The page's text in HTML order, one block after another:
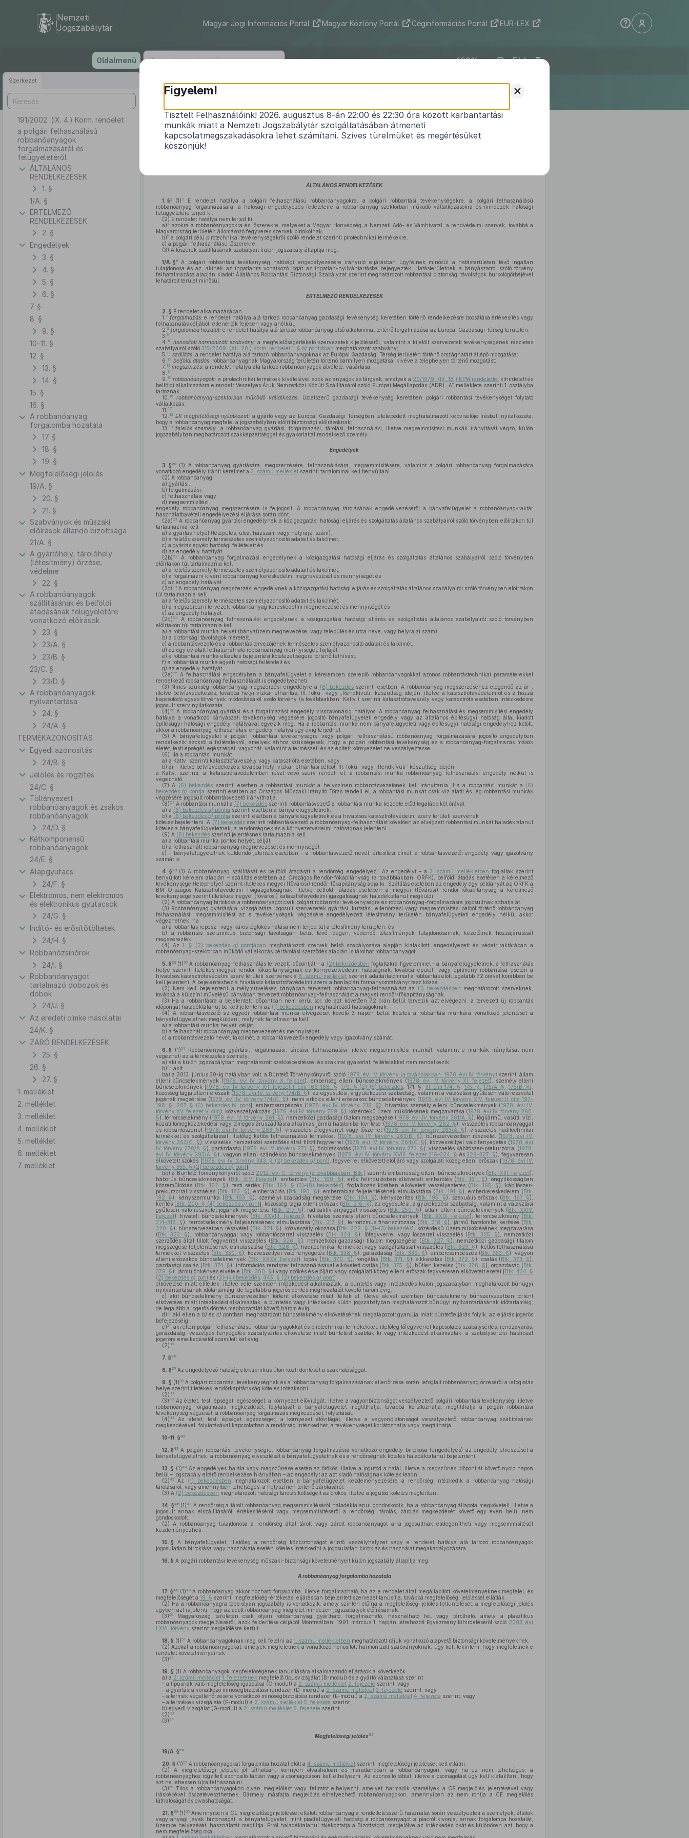
tartalomra
Nemzeti
Jogszabálytár
Magyar Jogi Információs Portál Magyar Közlöny Portál Céginformációs Portál EUR-LEX
Oldalmenü ELI
Szerkezet
191/2002. (IX. 4.) Korm. rendelet
a polgári felhasználású
robbanóanyagok
forgalmazásáról és
felügyeletéről
ÁLTALÁNOS
RENDELKEZÉSEK
1. §
1/A. §
ÉRTELMEZŐ
RENDELKEZÉSEK
2. §
Engedélyek
3. §
4. §
5. §
6. §
7. §
8. §
9. §
10–11. §
12. §
13. §
14. §
15. §
16. §
A robbanóanyag
forgalomba hozatala
17. §
18. §
19. §
Megfelelőségi jelölés
19/A. §
20. §
21. §
Szabványok és műszaki
előírások állandó bizottsága
21/A. §
A gyártóhely, tárolóhely
(létesítmény) őrzése,
védelme
22. §
A robbanóanyagok
szállításának és belföldi
átadásának felügyeletére
vonatkozó előírások
23. §
23/A. §
23/B. §
23/C. §
23/D. §
A robbanóanyagok
nyilvántartása
24. §
24/A. §
TERMÉKAZONOSÍTÁS
Egyedi azonosítás
24/B. §
Jelölés és rögzítés
24/C. §
Töltényezett
robbanóanyagok és zsákos
robbanóanyagok
24/D. §
Kétkomponensű
robbanóanyagok
24/E. §
Alapgyutacs
24/F. §
Elektromos, nem elektromos
és elektronikus gyutacsok
24/G. §
Indító- és erősítőtöltetek
24/H. §
Robbanózsinórok
24/I. §
Robbanóanyagot
tartalmazó dobozok és
dobok
24/J. §
Az eredeti címke másolatai
24/K. §
ZÁRÓ RENDELKEZÉSEK
25. §
26. §
27. §
1. melléklet
2. melléklet
3. melléklet
4. melléklet
5. melléklet
6. melléklet
7. melléklet
191/2002. (IX. 4.) Korm. rendelet
a polgári felhasználású robbanóanyagok forgalmazásáról és felügyeletéről
Hatályos: 2015. 04. 05. – 2016. 06. 07.
ÁLTALÁNOS RENDELKEZÉSEK
1. §2 (1)3
E rendelet hatálya a polgári felhasználású robbanóanyagokra, a polgári robbantási tevékenységekre, a polgári felhasználású
robbanóanyag forgalmazására, a hatósági engedélyezés feltételeire a robbanóanyag-szektorban működő vállalkozásokra és mindezek hatósági
felügyeletére terjed ki.
(2) E rendelet hatálya nem terjed ki
a)4azokra a robbanóanyagokra és lőszerekre, melyeket a Magyar Honvédség, a Nemzeti Adó- és Vámhivatal, a rendvédelmi szervek, továbbá a
Magyarország területén állomásozó fegyveres szervek birtokolnak,
b)5a polgári célú pirotechnikai tevékenységekről szóló rendelet szerinti pirotechnikai termékekre,
c) a polgári felhasználású lőszerekre.
(3) A lőszerek szállításának szabályait külön jogszabály állapítja meg.
1/A. § 6
A polgári robbantási tevékenység hatósági engedélyezésére irányuló eljárásban ügyfélnek minősül a hatásterületen lévő ingatlan
tulajdonosa és az, akinek az ingatlanra vonatkozó jogát az ingatlan-nyilvántartásba bejegyezték. Hatásterületnek a bányászatról szóló törvény
felhatalmazása alapján kiadott Általános Robbantási Biztonsági Szabályzat szerint meghatározott robbantási biztonsági távolságok burkológörbéjével
lehatárolt terület minősül.
ÉRTELMEZŐ RENDELKEZÉSEK
2. § E rendelet alkalmazásában
1. 7 forgalmazás: e rendelet hatálya alá tartozó robbanóanyag gazdasági tevékenység keretében történő rendelkezésre bocsátása értékesítés vagy
felhasználás céljából, ellenérték fejében vagy anélkül,
2. 8 forgalomba hozatal: e rendelet hatálya alá tartozó robbanóanyag első alkalommal történő forgalmazása az Európai Gazdasági Térség területén;
3. 9
4. 10 honosított harmonizált szabvány: a megfelelőségértékelő szervezetek kijelöléséről, valamint a kijelölt szervezetek tevékenységének részletes
szabályairól szóló 315/2009. (XII. 28.) Korm. rendelet 1. § b) pontjában meghatározott szabvány;
5. 11 szállítás: a rendelet hatálya alá tartozó robbanóanyagoknak az Európai Gazdasági Térség területén történő országhatárt átlépő mozgatása;
6. 12 belföldi átadás: robbanóanyagnak Magyarország területén történő bármilyen mozgatása, kivéve a telephelyen történő mozgatást;
7. 13 megszerzés: a rendelet hatálya alá tartozó robbanóanyagok átvétele, vásárlása;
8. 14
9. 15 robbanóanyagok: a pirotechnikai termékek kivételével azok az anyagok és tárgyak, amelyek a 20/1979. (IX. 18.) KPM rendelettel kihirdetett és
belföldi alkalmazásra elrendelt Veszélyes Áruk Nemzetközi Közúti Szállításáról szóló Európai Megállapodás (ADR) „A” melléklete szerinti 1. osztályba
tartoznak;
10. 16 robbanóanyag-szektorban működő vállalkozás:
üzletszerű gazdasági tevékenység keretében polgári robbantási tevékenységet folytató
vállalkozás;
11. 17
12. 18 EK megfelelőségi nyilatkozat: a gyártó vagy az Európai Gazdasági Térségben letelepedett meghatalmazott képviselője írásbeli nyilatkozata,
hogy a robbanóanyag megfelel a jogszabályban előírt biztonsági előírásoknak;
13. 19 felelős személy: a robbanóanyag gyártási, forgalmazási, tárolási, felhasználási, illetve megsemmisítési munkák irányítását végző, külön
jogszabályban meghatározott szakképzettséggel és gyakorlattal rendelkező személy.
Engedélyek
3. §20 (1) A robbanóanyag gyártására, megszerzésére, felhasználására, megsemmisítésére, valamint a polgári robbanóanyag forgalmazására
vonatkozó engedély iránti kérelmet a 3. számú mellékletszerinti tartalommal kell benyújtani.
(2) A robbanóanyag
a) gyártási,
b) forgalmazási,
c) felhasználási vagy
d) megsemmisítési
engedély robbanóanyag megszerzésére is feljogosít. A robbanóanyag tárolásának engedélyezéséről a bányafelügyelet a robbanóanyag-raktár
használatbavételi engedélyezési eljárása során dönt.
(2a) 21 A robbanóanyag gyártási engedélynek a közigazgatási hatósági eljárás és szolgáltatás általános szabályairól szóló törvényben előírtakon túl
tartalmaznia kell
a) a gyártás helyét (település, utca, házszám vagy helyrajzi szám),
b) a felelős személy természetes személyazonosító adatait és lakcímét,
c) a gyártás egyéb hatósági feltételeit és
d) az engedély hatályát.
(2b) 22
A robbanóanyag forgalmazási engedélynek a közigazgatási hatósági eljárás és szolgáltatás általános szabályairól szóló törvényben
előírtakon túl tartalmaznia kell
a) a felelős személy természetes személyazonosító adatait és lakcímét,
b) a forgalmazni kívánt robbanóanyag kereskedelmi megnevezését és mennyiségét és
c) az engedély hatályát.
(2c) 23A robbanóanyag megszerzési engedélynek a közigazgatási hatósági eljárás és szolgáltatás általános szabályairól szóló törvényben előírtakon
túl tartalmaznia kell
a) a felelős személy természetes személyazonosító adatait és lakcímét,
b) a megszerezni tervezett robbanóanyag kereskedelmi megnevezését és mennyiségét és
c) az engedély hatályát.
(2d) 24A robbanóanyag felhasználási engedélynek a közigazgatási hatósági eljárás és szolgáltatás általános szabályairól szóló törvényben
előírtakon túl tartalmaznia kell
a) a robbantási munka helyét (bányaüzem megnevezése, vagy település és utca neve, vagy helyrajzi szám),
b) a biztonsági távolságok méreteit,
c) a robbantásvezető és a robbantás tervezőjének természetes személyazonosító adatait és lakcímét,
d) az egy év alatt felhasználható robbanóanyag mennyiségét, fajtáját,
e) a robbantási munka előzetes bejelentési kötelezettségére történő felhívást,
f) a robbantási munka egyéb hatósági feltételeit és
g) az engedély hatályát.
(2e) 25A felhasználási engedélyben a bányafelügyelet a kérelemben szereplő robbanóanyagokkal azonos robbantástechnikai paraméterekkel
rendelkező robbanóanyag felhasználását is engedélyezheti.
(3) Nincs szükség robbanóanyag megszerzési engedélyre a (6) bekezdés szerinti esetben. A robbanóanyag megszerzéséhez elegendő az ár-,
illetve belvízvédekezés, továbbá helyi vízkár-elhárítás, III. fokú- vagy „Rendkívüli” készültség idején, illetve a katasztrófavédelemről és a hozzá
kapcsolódó egyes törvények módosításáról szóló törvény (a továbbiakban: Kattv.) szerinti katasztrófaveszély vagy katasztrófa esetében intézkedésre
jogosult szerv nyilatkozata.
(4) 26A robbanóanyag gyártási és a forgalmazási engedély visszavonásig hatályos. A robbanóanyag felhasználási és megsemmisítési engedély
hatálya a vonatkozó bányászati tevékenység végzésére jogosító bányafelügyeleti engedély vagy az általános építésügyi hatóság által kiadott
építésügyi hatósági engedély hatályával egyezik meg. Ha a robbantási munka nem bányafelügyeleti vagy építésügyi hatósági engedélyhez kötött,
akkor a robbanóanyag felhasználási engedély hatálya egy évig terjedhet.
(5) A bányafelügyelet a polgári robbantási tevékenységre vagy polgári felhasználású robbanóanyag forgalmazására jogosító engedélyben
rendelkezik azokról a feltételekről, amelyek ahhoz szükségesek, hogy a polgári robbantási tevékenység és a robbanóanyag-forgalmazás mások
életét, testi épségét, egészségét, vagyonát, valamint a természeti és az épített környezetet ne veszélyeztesse.
(6) Ha a robbantási munkát
a) a Kattv. szerinti katasztrófaveszély vagy katasztrófa esetében, vagy
b) ár-, illetve belvízvédekezés, továbbá helyi vízkár-elhárítási célból, III. fokú- vagy „Rendkívüli” készültség idején
a Kattv. szerinti, a katasztrófavédelemben részt vevő szerv rendeli el, a robbantási munka robbanóanyag felhasználási engedély nélkül is
végezhető.
(7) A (6) bekezdés szerinti esetben a robbantási munkát a helyszínen robbantásvezetőnek kell irányítania. Ha a robbantási munkát a (6)
bekezdésb) pontja szerinti esetben az Országos Műszaki Irányító Törzs rendeli el, a robbantási munkát csak víz alatti és jég robbantási munkák
végzésére jogosult robbantásvezető irányíthatja.
(8) 27A robbantási munkát a (7) bekezdésszerinti robbantásvezető a robbantási munka kezdete előtt legalább két órával
a) a (6) bekezdés a) pontja szerinti esetben a bányafelügyeletnek,
b) a (6) bekezdés b) pontja szerinti esetben a bányafelügyeletnek és a hivatásos katasztrófavédelmi szerv területi szervének
köteles bejelenteni. A (7) bekezdésszerinti robbantásvezető a robbanóanyag-felhasználást követően az elvégzett robbantási munkát haladéktalanul
köteles a bányafelügyeletnek, a rendőrségnek és a környezetvédelmi hatóságnak jelenteni.
(9) A (8) bekezdésszerinti jelentésnek tartalmaznia kell
a) a robbantási munka pontos helyét, célját,
b) a felhasznált robbanóanyag megnevezését és mennyiségét,
c) – bányafelügyeletnek küldendő jelentés esetében – a robbantásvezető nevét, értesítési címét, a robbantásvezetői engedély vagy igazolvány
számát is.
4. §28 (1) A robbanóanyag szállítását és belföldi átadását a rendőrség engedélyezi. Az engedélyt – a 3. számú mellékletben foglaltak szerint
benyújtott kérelem alapján – szállítás esetében az Országos Rendőr-főkapitányság (a továbbiakban: ORFK), belföldi átadás esetében a kérelmező
tevékenysége (telephelye) szerint illetékes megyei (fővárosi) rendőr-főkapitányság adja ki. Szállítás esetében az engedély egy példányát az ORFK a
BM Országos Katasztrófavédelmi Főigazgatóságnak, illetve belföldi átadás esetében a megyei (fővárosi) rendőr-főkapitányság a kérelmező
tevékenysége szerint illetékes megyei (fővárosi) katasztrófavédelmi igazgatóságnak haladéktalanul megküldi.
(2) A robbanóanyag birtokosa a robbanóanyagot csak polgári robbantási tevékenységre és robbanóanyag-forgalmazásra jogosultnak adhatja át.
(3) Robbanóanyag gyártására, vizsgálatára jogosult szervezetek gyártási, kutatási, ellenőrzési vagy megsemmisítési célból történő robbanóanyag
felhasználást, megsemmisítést az e tevékenységek végzésére engedélyezett létesítmény területén bányafelügyeleti engedély nélkül akkor
végezhetnek, ha
a) a robbantás repesz- vagy káros léglökés hatása nem terjed túl a létesítmény területén, és
b) a robbantás szeizmikus biztonsági távolságán belül lévő idegen, védendő létesítmények tulajdonosainak, kezelőinek hozzájárulását
megszerezték.
(4) Az1. § (2) bekezdés a) pontjában
meghatározott szervek belső szabályozása alapján kialakított, engedélyezett és védett raktárában a
robbanóanyag-szektorban működő vállalkozás bértárolási szerződés alapján is tárolhat robbanóanyagot.
5. §29 (1)30 A robbanóanyag-felhasználás tervezett időpontját – a (2) bekezdésben foglaltakra figyelemmel – a bányafelügyeletnek, a felhasználás
helye szerint illetékes megyei rendőr-főkapitányságnak és környezetvédelmi hatóságnak, továbbá épület- vagy építmény robbantása esetén a
hivatásos katasztrófavédelmi szerv területi szervének a 6. számú melléklet szerinti adattartalommal a robbantás előtt legalább 72 órával korábban be
kell jelenteni. A bejelentéshez a hivatásos katasztrófavédelmi szerv a honlapján formanyomtatványt tesz közzé.
(2) Nem kell bejelenteni a mélyműveléses bányában tervezett robbanóanyag-felhasználást az (1) bekezdésben meghatározott szerveknek,
továbbá a külszíni művelésű bányában tervezett robbanóanyag-felhasználást a megyei rendőr-főkapitányságnak.
(3) Ha a robbantásra a bejelentett időpontban nem kerül sor, de azt követően 72 órán belül tervezik azt elvégezni, a tervezett új robbantás
időpontját haladéktalanul be kell jelenteni az (1) bekezdésben meghatározott hatóságoknak.
(4) A robbantásvezető az egyedi robbantási munka elvégzését követő 3 napon belül köteles a robbantási munkára vonatkozó jelentését a
bányafelügyeletnek megküldeni, melynek tartalmaznia kell:
a) a robbantási munka helyét, célját,
b) a felhasznált robbanóanyag megnevezését és mennyiségét,
c) a robbantásvezető nevét, lakcímét, a robbantásvezetői engedély vagy igazolvány számát.
6. § (1) 31
Robbanóanyag gyártási, forgalmazási, tárolási, felhasználási, illetve megsemmisítési munkát, valamint e munkák irányítását nem
végezheti az a természetes személy,
a) aki a külön jogszabályban meghatározott szakképesítéssel és szakmai gyakorlati feltételekkel nem rendelkezik;
b) 32 akit
ba) a 2013. június 30-ig hatályban volt, a Büntető Törvénykönyvről szóló 1978. évi IV. törvény (a továbbiakban: 1978. évi IV. törvény) szerinti állam
elleni bűncselekmények (1978. évi IV. törvény X. fejezet), emberiség elleni bűncselekmények (1978. évi IV. törvény XI. fejezet), személy elleni
bűncselekmények [1978. évi IV. törvény XII. fejezet I. cím 166–168. § ,170. § (2)–(5) bekezdés , 171. §, III. cím 174. § ,175. § ,175/A. § 175/B. §],
közösség tagja elleni erőszak (1978. évi IV. törvény 174/B. §), az egyesülési, a gyülekezési szabadság, valamint a választási gyűlésen való részvétel
jogának megsértése (1978. évi IV. törvény 174/C. §), nemi erkölcs elleni erőszakos bűncselekmények [1978. évi IV. törvény XIV. fejezet II. cím 197–
198. §
207. § (3) bekezdésb) pont], embercsempészés (1978. évi IV. törvény 218. §), hivatalos személy elleni bűncselekmények (1978. évi IV.
törvény XV. fejezet V. cím), közveszélyokozás (1978. évi IV. törvény 259. §), közérdekű üzem működésének megzavarása (1978. évi IV. törvény 260.
§), terrorcselekmény (1978. évi IV. törvény 261. §), nemzetközi gazdasági tilalom megszegése (1978. évi IV. törvény 261/A. §), légijármű, vasúti, vízi,
közúti tömegközlekedési vagy tömeges áruszállításra alkalmas jármű hatalomba kerítése (1978. évi IV. törvény 262. §), visszaélés robbanóanyaggal
és robbantószerrel (1978. évi IV. törvény 263. §), visszaélés lőfegyverrel vagy lőszerrel (1978. évi IV. törvény 263/A. §), visszaélés haditechnikai
termékkel és szolgáltatással, illetőleg kettős felhasználású termékkel (1978. évi IV. törvény 263/B. §), bűnszervezetben részvétel (1978. évi IV.
törvény 263/C. §), visszaélés nemzetközi szerződés által tiltott fegyverrel (1978. évi IV. törvény 264/C. §), közveszéllyel való fenyegetés (1978. évi
IV. törvény 270/A. §), garázdaság (1978. évi IV. törvény 271. §), önbíráskodás (1978. évi IV. törvény 273. §), visszaélés kábítószer-prekurzorral (1978.
évi IV. törvény 283/A. §), vagyon elleni szándékos bűncselekmények (1978. évi IV. törvény XVIII. fejezet 316–324. § és326–327. §), fegyveresen
elkövetett szökés [1978. évi IV. törvény 343. § (2) bekezdés a) pont], fegyverrel elkövetett elöljáró vagy szolgálati közeg elleni erőszak [1978. évi IV.
törvény 355. § (2) bekezdés a) pont],
bb) a Büntető Törvénykönyvről szóló 2012. évi C. törvény (a továbbiakban: Btk.) szerinti emberiesség elleni bűncselekmények (Btk. XIII. Fejezet),
háborús bűncselekmények (Btk. XIV. Fejezet), emberölés (Btk. 160. §), erős felindulásban elkövetett emberölés (Btk. 161. §), öngyilkosságban
közreműködés (Btk. 162. §), testi sértés [Btk. 164. § (3)–(8) bekezdés], foglalkozás körében elkövetett veszélyeztetés (Btk. 165. §), kábítószer-
prekurzorral visszaélés (Btk. 183. §), emberrablás (Btk. 190. §), emberrablás feljelentésének elmulasztása (Btk. 191. §), emberkereskedelem (Btk.
192. §), kényszermunka (Btk. 193. §), személyi szabadság megsértése (Btk. 194. §), kényszerítés (Btk. 195. §), szexuális erőszak (Btk. 197. §),
kerítés [Btk. 200. § (4) bekezdés c) pont], közösség tagja elleni erőszak (Btk. 216. §), az egyesülési, a gyülekezési szabadság, valamint a választási
gyűlésen való részvétel jogának megsértése (Btk. 217. §), radioaktív anyaggal visszaélés (Btk. 250. §), állam elleni bűncselekmények (Btk. XXIV.
Fejezet), hivatali bűncselekmények (Btk. XXVIII. Fejezet), hivatalos személy elleni bűncselekmények (Btk. XXIX. Fejezet), terrorcselekmény (Btk.
314–316. §), terrorcselekmény feljelentésének elmulasztása (Btk. 317. §), terrorizmus finanszírozása (Btk. 318. §), jármű hatalomba kerítése (Btk.
320. §), bűnszervezetben részvétel (Btk. 321. §), közveszély okozása [Btk. 322. § (1)–(3) bekezdés], közérdekű üzem működésének megzavarása
(Btk. 323. §), robbanóanyaggal vagy robbantószerrel visszaélés (Btk. 324. §), lőfegyverrel vagy lőszerrel visszaélés (Btk. 325. §), nemzetközi
szerződés által tiltott fegyverrel visszaélés (Btk. 326. §), nemzetközi gazdasági tilalom megszegése (Btk. 327. §), nemzetközi gazdasági tilalom
megszegése feljelentésének elmulasztása (Btk. 328. §), haditechnikai termékkel vagy szolgáltatással visszaélés ( Btk. 329. §), kettős felhasználású
termékkel visszaélés (Btk. 330. §), közveszéllyel való fenyegetés (Btk. 338. §), garázdaság (Btk. 339. §), embercsempészés (Btk. 353. §), vagyon
elleni erőszakos bűncselekmények (Btk. XXXV. Fejezet), lopás (Btk. 370. §), rongálás (Btk. 371. §), sikkasztás (Btk. 372. §), csalás (Btk. 373. §),
gazdasági csalás (Btk. 374. §), információs rendszer felhasználásával elkövetett csalás (Btk. 375. §), hűtlen kezelés (Btk. 376. §), orgazdaság (Btk.
379. §), jármű önkényes elvétele (Btk. 380. §) vagy szökés és elöljáró vagy szolgálati közeg elleni erőszak fegyveresen elkövetett esetei [Btk. 434. §
(2) bekezdés a) pontés (3)–(4) bekezdés, 445. § (2) bekezdés a) pont]
elkövetése miatt elítéltek, illetve vele szemben intézkedést alkalmaztak, a büntetés vagy intézkedés külön jogszabályban meghatározott bűnügyi
nyilvántartásának időtartamáig, de legalább a jogerős döntés meghozatalát követő három évig;
c) akit bűncselekmény bűnszervezetben történt elkövetése miatt ítéltek el, illetve akivel szemben bűncselekmény bűnszervezetben történt
elkövetése miatt intézkedést alkalmaztak, a büntetés vagy intézkedés külön jogszabályban meghatározott bűnügyi nyilvántartásának időtartamáig,
de legalább a jogerős döntés meghozatalát követő három évig;
d) 33aki ellen a b) és c) pontban meghatározott bűncselekmény elkövetésének megalapozott gyanúja miatt büntetőeljárás folyik, az eljárás jogerős
befejezéséig;
e) 34aki ellen polgári felhasználású robbanóanyagokkal és pirotechnikai termékekkel, illetőleg lőfegyverrel kapcsolatos szabálysértés, rendzavarás,
garázdaság, veszélyes fenyegetés szabálysértés elkövetése miatt büntetést szabtak ki vagy intézkedést alkalmaztak, a szabálysértési határozat
jogerőre emelkedésétől számított két évig.
(2) 35
7. §36
8. §37 Az engedélyező hatóság elektronikus úton közli döntését a szakhatósággal.
9. § (1) 38A polgári robbantási tevékenységnek és a robbanóanyag forgalmazásának ellenőrzése során lefoglalt robbanóanyag őrzéséről a lefoglalás
helye szerint illetékes rendőrkapitányság köteles intézkedni.
(2) 39
(3)40Az életet, testi épséget, egészséget, a környezet élővilágát, illetve a vagyonbiztonságot veszélyeztető polgári robbantási tevékenység, illetve
robbanóanyag forgalmazás megkezdését, folytatását a bányafelügyelet megtilthatja, továbbá korlátozhatja, megtilthatja a polgári robbantási
tevékenység végzését, a robbanóanyag forgalmazás megkezdését, folytatását.
(4)41
Az életet, testi épséget, egészséget, a környezet élővilágát, illetve a vagyonbiztonságot veszélyeztető robbanóanyag szállításának
megkezdésével, folytatásával kapcsolatban a rendőrség intézkedhet, a tevékenységet korlátozhatja vagy megtilthatja.
10–11. §42
12. §43 A polgári robbantási tevékenységre, robbanóanyag forgalmazásra vonatkozó engedély birtokosa (engedélyes) az engedély elvesztését a
bányafelügyeletnek, a robbanóanyag elvesztését a bányafelügyeletnek és a rendőrségnek köteles haladéktalanul bejelenteni.
13. § (1)44Az engedélyes halála vagy megszűnése esetén az örökös, illetve a jogutód a halál, illetve a megszűnés időpontját követő nyolc napon
belül – jogszabály eltérő rendelkezése hiányában – az engedélyt az azt kiadó hatóságnak köteles leadni.
(2)45Az (1) bekezdésben meghatározott esetben a bányafelügyelet kezdeményezésére a rendőrség intézkedik a robbanóanyag hatósági
tárolásáról, vagy amennyiben lehetséges, a helyszínen történő zárolásáról.
(3) A (2) bekezdésben meghatározott hatósági tárolás költségeit az örökös, illetve a jogutód köteles megtéríteni.
14. §46 (1)47 A rendőrség a tárolt robbanóanyag megsemmisítéséről haladéktalanul gondoskodik, ha a robbanóanyag állapota megköveteli, illetve a
jogosult annak elszállításáról, értékesítéséről vagy megsemmisítéséről a rendőrségi tárolás, zárolás megkezdését követő egy éven belül nem
gondoskodott.
(2) A robbanóanyag tulajdonosa a rendőrség által tárolt vagy zárolt robbanóanyagot arra jogosultnak elidegenítheti vagy megsemmisítését
kezdeményezheti.
15. § A bányafelügyelet, illetőleg a rendőrség közbiztonságot érintő veszélyhelyzet vagy e rendelet hatálya alá tartozó robbanóanyagok
jogosulatlan birtoklása vagy használata esetén köteles intézkedni a jogosulatlan birtoklás és használat megakadályozására.
16. § A polgári robbantási tevékenység műszaki-biztonsági követelményeit külön jogszabály állapítja meg.
A robbanóanyag forgalomba hozatala
17. §48 (1)49A robbanóanyag akkor hozható forgalomba, illetve forgalmazható, ha az e rendelet által megállapított követelményeknek megfelel, és
megfelelőségét a 19. § szerinti megfelelőség-értékelési eljárásban bejelentett szervezet tanúsítja, továbbá megfelelőségi jelöléssel ellátták.
(2) Ha a robbanóanyagra több olyan jogszabály is vonatkozik, amely szintén előírja a megfelelőségi jelölés feltüntetését, a megfelelőségi jelölés
egyben azt is jelenti, hogy az adott robbanóanyag megfelel mindezen jogszabályok előírásainak.
(3)50Magyaroszág területén csak olyan robbanóanyag gyártható, forgalmazható, használható fel, vagy tárolható, amely a plasztikus
robbanóanyagok megjelöléséről, azok felderítése céljából Montreálban, 1991. március 1. napján létrehozott Egyezmény kihirdetéséről szóló 2003. évi
LXVI. törvény szerint megjelölésre került.
18. § (1)51 A robbanóanyagoknak meg kell felelni az 1. számú mellékletben meghatározott rájuk vonatkozó alapvető biztonsági követelményeknek.
(2) Azokat a robbanóanyagokat, amelyek megfelelnek a vonatkozó honosított harmonizált szabványoknak, úgy kell tekinteni, hogy megfelelnek e
rendelet követelményeinek.
(3)52
19. § (1) A robbanóanyagok megfelelőségének tanúsítására alkalmazandó eljárások a következők:
a) a 2. számú melléklet 1. fejezetének megfelelő típusvizsgálat (B-modul) és a gyártó választása szerint
– a típusnak való megfelelőség igazolása (C-modul) a 2. számú melléklet 2. fejezete szerint, vagy
– a gyártásra vonatkozó minőségbiztosítási rendszer (D-modul) a 2. számú melléklet 3. fejezete szerint, vagy
– a termék végellenőrzésére vonatkozó minőségbiztosítási rendszer (E-modul) a 2. számú melléklet 4. fejezete szerint, vagy
– a termékek vizsgálata (F-modul) a 2. számú melléklet 5. fejezete szerint,
b) egyedi vizsgálat (G-modul) a 2. számú melléklet 6. fejezete szerint.
(2)53
(3)54
Megfelelőségi jelölés55
19/A. §56
20. § (1)57A robbanóanyagokat forgalomba hozatal előtt a 4. számú mellékletszerinti megfelelőségi jelöléssel kell ellátni.
(2) A megfelelőségi jelölést jól láthatóan, könnyen olvashatóan és maradandóan a robbanóanyagon, vagy ha ez nem lehetséges, a
robbanóanyaghoz rögzített azonosító táblán vagy a csomagoláson kell elhelyezni. Az azonosító táblát, illetve a csomagolást úgy kell kialakítani, hogy
azt ne lehessen újra felhasználni.
(3)58Tilos a robbanóanyagokon olyan megjelölést vagy feliratot elhelyezni, amelyet harmadik személyek a CE megjelölés jelentésével vagy
írásképével összetéveszthetnek. Bármely másfajta megjelölés elhelyezhető robbanóanyagokon, amennyiben az nem rontja a CE megjelölés
láthatóságát és olvashatóságát.
21. §59 (1)60Amennyiben a CE megfelelőségi jelöléssel ellátott robbanóanyag a rendeltetésszerű használat során veszélyezteti a személyek, állatok
vagy anyagi javak biztonságát, a bányafelügyelet, mint piacfelügyeleti hatóság a robbanóanyagot a piacról kivonja, annak forgalomba hozatalát,
üzembe helyezését, használatát megtiltja. Erről haladéktalanul tájékoztatja a Bizottságot, megjelölve az intézkedés okát és különösen azt, hogy a
nem megfelelőség oka:
+
Figyelem!
Tisztelt Felhasználóink! 2026. augusztus 8-án 22:00 és 22:30 óra között karbantartási
munkák miatt a Nemzeti Jogszabálytár szolgáltatásában átmeneti
kapcsolatmegszakadásokra lehet számítani. Szíves türelmüket és megértésüket
köszönjük!